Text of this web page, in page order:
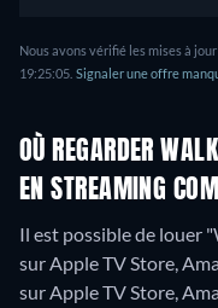
Nous avons vérifié les mises à
19:25:05. Signaler une offre
OÙ REGARDER
EN STREAMING
Il est possible de louer
sur Apple TV Store,
sur Apple TV Store,